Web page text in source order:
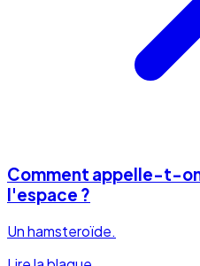
Comment appelle-t-on
l'espace ?
Un hamsteroïde.